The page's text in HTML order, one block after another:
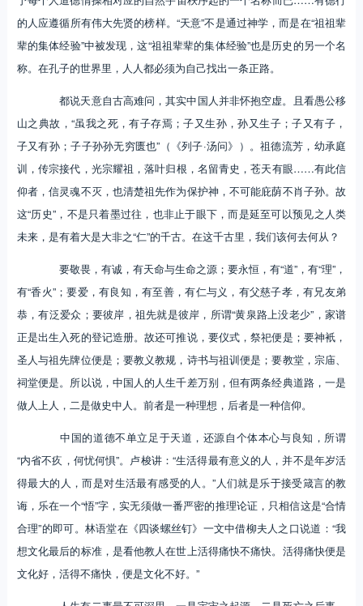
的人应遵循所有伟大先贤的榜样。“天意”不是通过神学，而是在“祖祖辈
辈的集体经验”中被发现，这“祖祖辈辈的集体经验”也是历史的另一个名
称。在孔子的世界里，人人都必须为自己找出一条正路。
都说天意自古高难问，其实中国人并非怀抱空虚。且看愚公移
山之典故，“虽我之死，有子存焉；子又生孙，孙又生子；子又有子，
子又有孙；子子孙孙无穷匮也”（《列子·汤问》）。祖德流芳，幼承庭
训，传宗接代，光宗耀祖，落叶归根，名留青史，苍天有眼……有此信
仰者，信灵魂不灭，也清楚祖先作为保护神，不可能庇荫不肖子孙。故
这“历史”，不是只着墨过往，也非止于眼下，而是延至可以预见之人类
未来，是有着大是大非之“仁”的千古。在这千古里，我们该何去何从？
要敬畏，有诚，有天命与生命之源；要永恒，有“道”，有“理”，
有“香火”；要爱，有良知，有至善，有仁与义，有父慈子孝，有兄友弟
恭，有泛爱众；要彼岸，祖先就是彼岸，所谓“黄泉路上没老少”，家谱
正是出生入死的登记造册。故还可推说，要仪式，祭祀便是；要神衹，
圣人与祖先牌位便是；要教义教规，诗书与祖训便是；要教堂，宗庙、
祠堂便是。所以说，中国人的人生千差万别，但有两条经典道路，一是
做人上人，二是做史中人。前者是一种理想，后者是一种信仰。
中国的道德不单立足于天道，还源自个体本心与良知，所谓
“内省不疚，何忧何惧”。卢梭讲：“生活得最有意义的人，并不是年岁活
得最大的人，而是对生活最有感受的人。”人们就是乐于接受箴言的教
诲，乐在一个“悟”字，实无须做一番严密的推理论证，只相信这是“合情
合理”的即可。林语堂在《四谈螺丝钉》一文中借柳夫人之口说道：“我
想文化最后的标准，是看他教人在世上活得痛快不痛快。活得痛快便是
文化好，活得不痛快，便是文化不好。”